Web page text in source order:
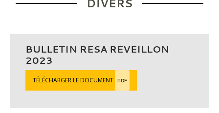
BULLETIN RESA REVEILLON
2023
TÉLÉCHARGER LE DOCUMENT PDF